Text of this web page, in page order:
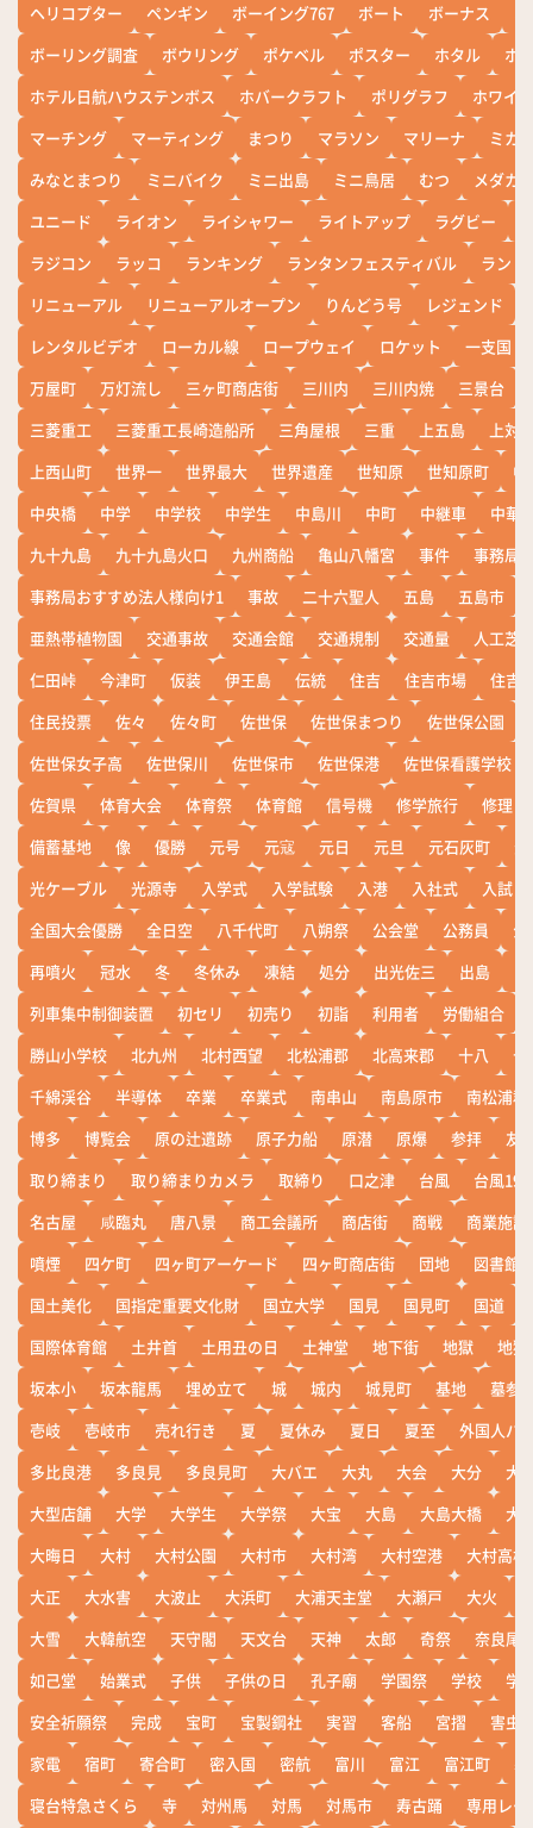
ヘリコプター
ペンギン ボーイング767 ボート ボーナス
ボーリング調査
ボウリング ポケベル ポスター ホタル
ホ
ホテル日航ハウステンボス
ホバークラフト ポリグラフ
ホワイ
マーチング
マーティング まつり マラソン マリーナ
ミカ
みなとまつり
ミニバイク ミニ出島 ミニ鳥居 むつ
メダカ
ユニード
ライオン ライシャワー ライトアップ ラグビー
ラジコン
ラッコ ランキング ランタンフェスティバル
ランド
リニューアル
リニューアルオープン りんどう号 レジェンド
レンタルビデオ
ローカル線 ロープウェイ ロケット
一支国
万屋町
万灯流し 三ヶ町商店街 三川内 三川内焼 三景台
三菱重工
三菱重工長崎造船所 三角屋根 三重 上五島
上対
上西山町
世界一 世界最大 世界遺産 世知原 世知原町
中
中央橋
中学 中学校 中学生 中島川 中町 中継車
中華
九十九島
九十九島火口 九州商船 亀山八幡宮 事件
事務局
事務局おすすめ法人様向け1
事故 二十六聖人 五島 五島市
亜熱帯植物園
交通事故 交通会館 交通規制 交通量
人工芝
仁田峠
今津町 仮装 伊王島 伝統 住吉 住吉市場
住吉
住民投票
佐々 佐々町 佐世保 佐世保まつり 佐世保公園
佐世保女子高
佐世保川 佐世保市 佐世保港
佐世保看護学校
佐賀県
体育大会 体育祭 体育館 信号機 修学旅行
修理
備蓄基地
像 優勝 元号 元寇 元日 元旦 元石灰町
光ケーブル
光源寺 入学式 入学試験 入港 入社式
入試
全国大会優勝
全日空 八千代町 八朔祭 公会堂 公務員
公
再噴火
冠水 冬 冬休み 凍結 処分 出光佐三 出島
列車集中制御装置
初セリ 初売り 初詣 利用者 労働組合
勝山小学校
北九州 北村西望 北松浦郡 北高来郡 十八
十
千綿渓谷
半導体 卒業 卒業式 南串山 南島原市
南松浦郡
博多
博覧会 原の辻遺跡 原子力船 原潜 原爆 参拝
友
取り締まり
取り締まりカメラ 取締り 口之津 台風
台風19
名古屋
咸臨丸 唐八景 商工会議所 商店街 商戦
商業施設
噴煙
四ケ町 四ヶ町アーケード 四ヶ町商店街 団地
図書館
国土美化
国指定重要文化財 国立大学 国見 国見町 国道
国際体育館
土井首 土用丑の日 土神堂 地下街 地獄
地獄
坂本小
坂本龍馬 埋め立て 城 城内 城見町 基地
墓参
壱岐
壱岐市 売れ行き 夏 夏休み 夏日 夏至
外国人バ
多比良港
多良見 多良見町 大バエ 大丸 大会 大分
大
大型店舗
大学 大学生 大学祭 大宝 大島 大島大橋
大
大晦日
大村 大村公園 大村市 大村湾 大村空港
大村高校
大正
大水害 大波止 大浜町 大浦天主堂 大瀬戸 大火
大雪
大韓航空 天守閣 天文台 天神 太郎 奇祭
奈良尾
如己堂
始業式 子供 子供の日 孔子廟 学園祭 学校
学
安全祈願祭
完成 宝町 宝製鋼社 実習 客船 宮摺
害虫
家電
宿町 寄合町 密入国 密航 富川 富江 富江町
寝台特急さくら
寺 対州馬 対馬 対馬市 寿古踊 専用レー